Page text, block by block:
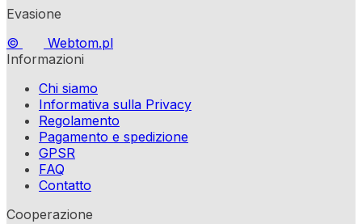
Evasione
©
Webtom.pl
Informazioni
Chi siamo
Informativa sulla Privacy
Regolamento
Pagamento e spedizione
GPSR
FAQ
Contatto
Cooperazione